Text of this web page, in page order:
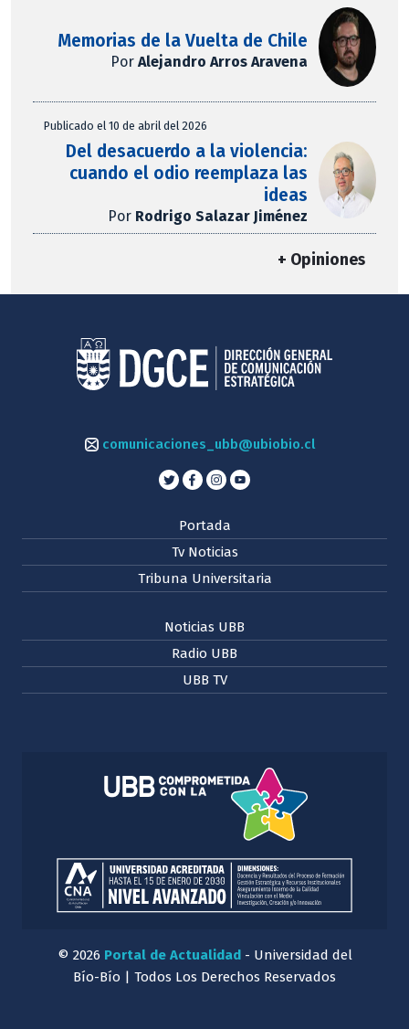
Memorias de la Vuelta de Chile
PorAlejandro Arros Aravena
Publicado el 10 de abril del 2026
Del desacuerdo a la violencia:
cuando el odio reemplaza las
ideas
Por Rodrigo Salazar Jiménez
+ Opiniones
comunicaciones_ubb@ubiobio.cl
Portada
Tv Noticias
Tribuna Universitaria
Noticias UBB
Radio UBB
UBB TV
© 2026 Portal de Actualidad- Universidad del
Bío-Bío | Todos Los Derechos Reservados